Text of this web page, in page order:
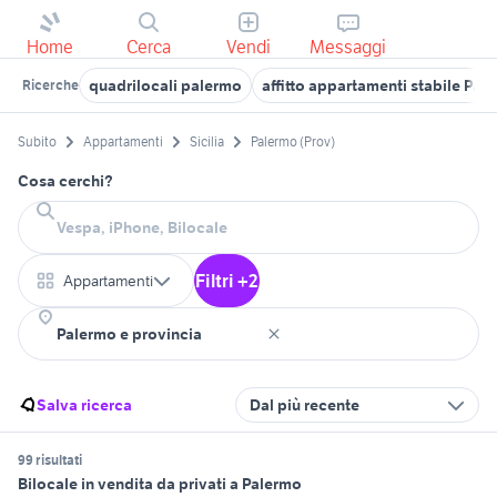
Home Cerca Vendi Messaggi
Ricerche quadrilocali palermo affitto appartamenti stabile
Subito Appartamenti Sicilia Palermo (Prov)
Cosa cerchi?
Appartamenti Filtri +2
Salva ricerca Dal più recente
99 risultati
Bilocale in vendita da privati a Palermo